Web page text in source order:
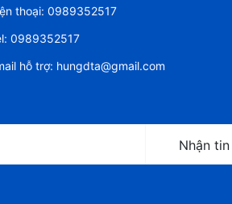
thoại: 0989352517
0989352517
hỗ trợ: hungdta@gmail.com
Nhận tin